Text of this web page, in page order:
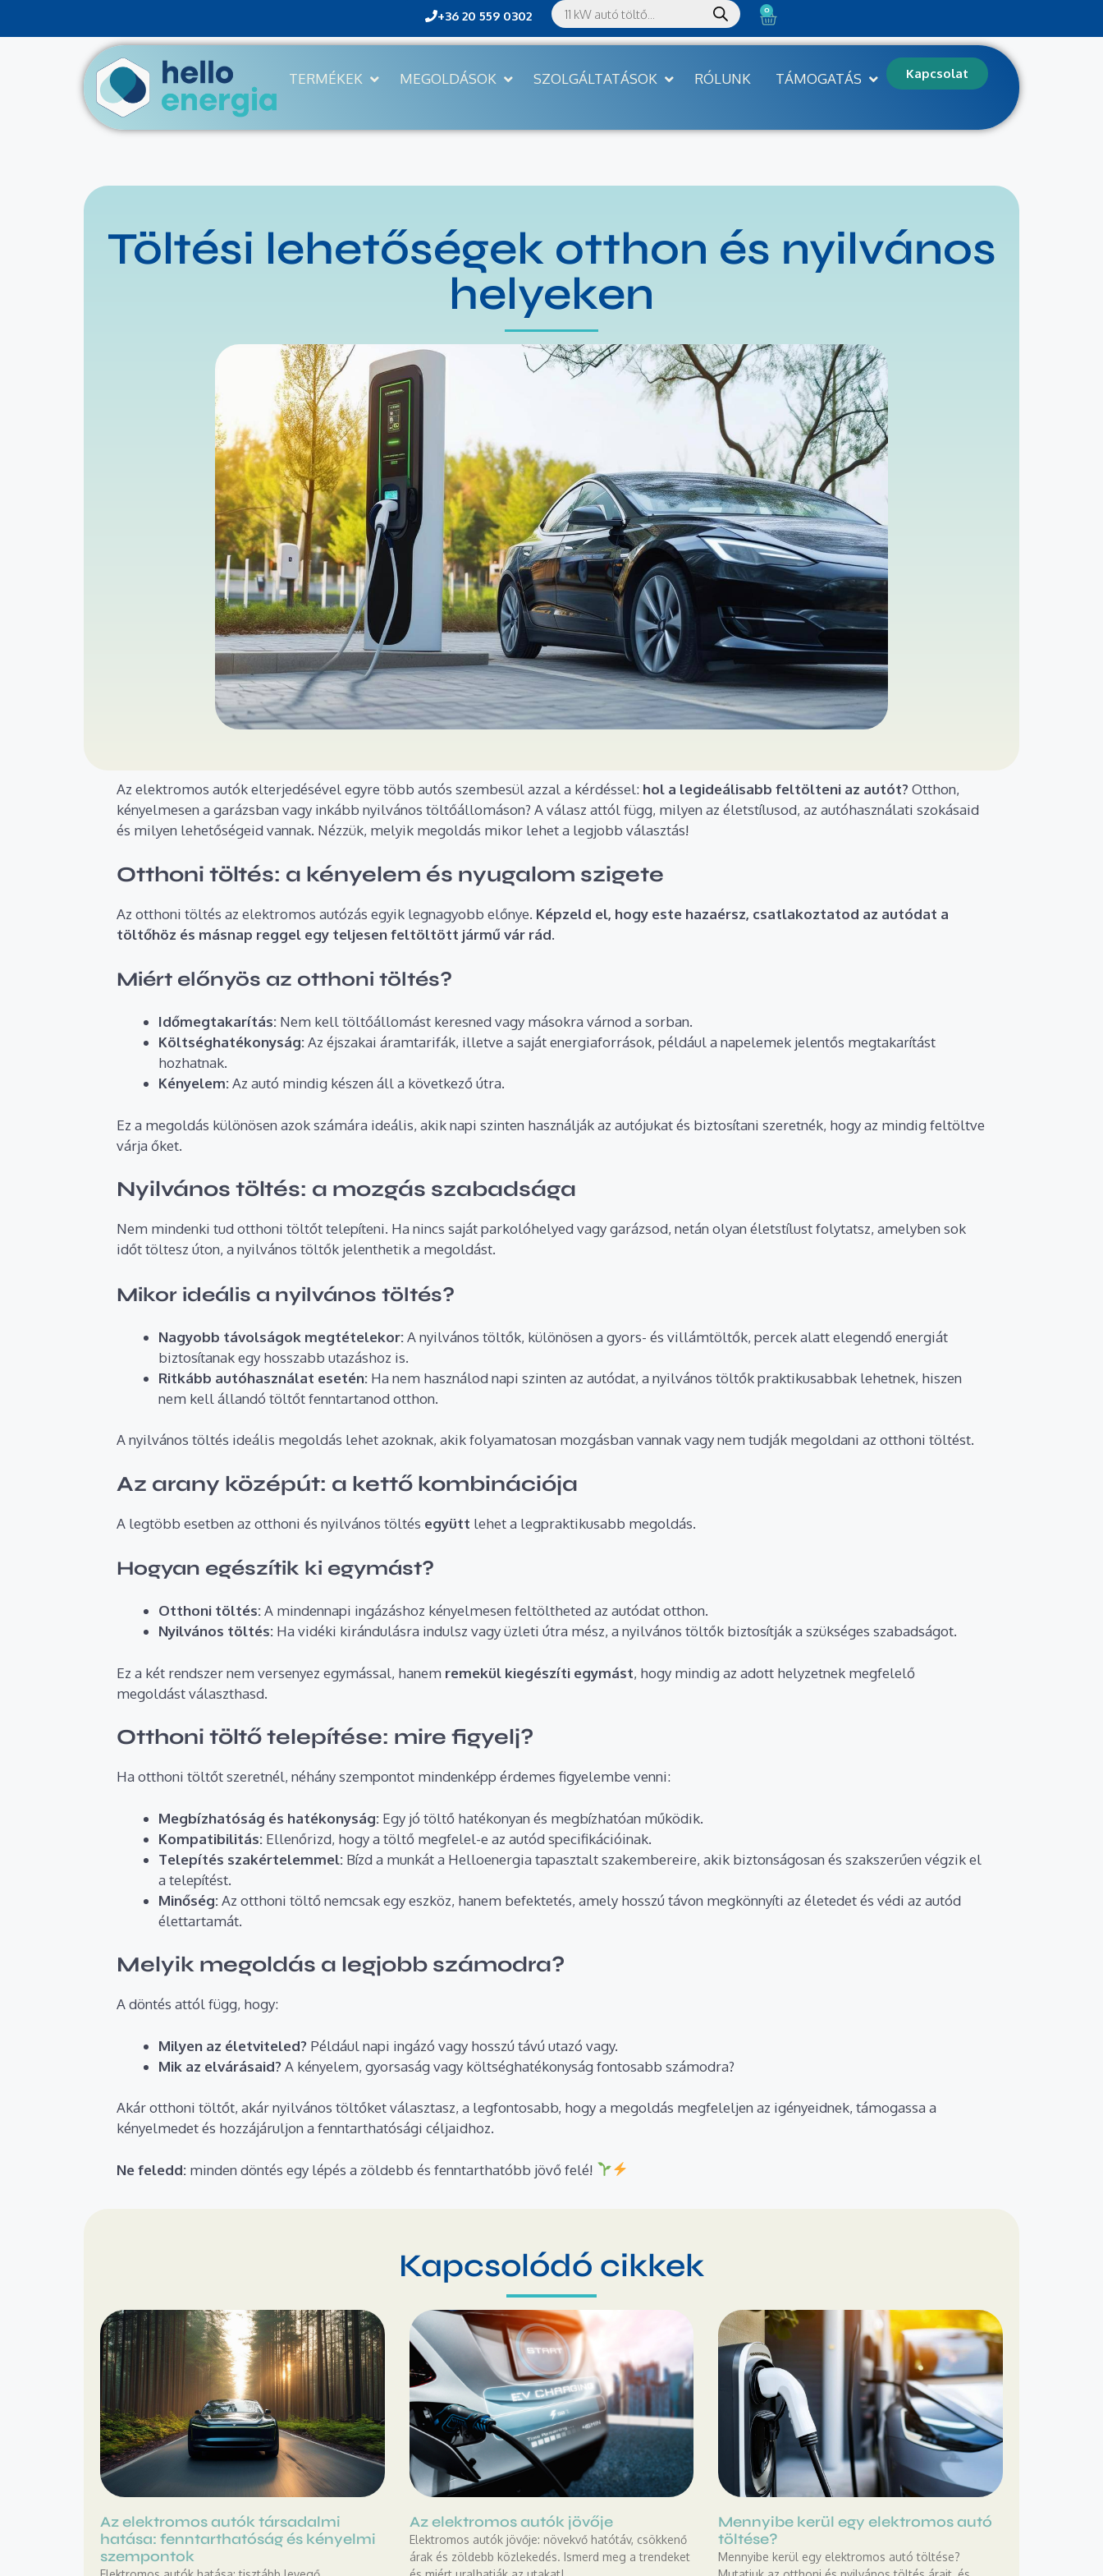
+36 20 559 0302 0
TERMÉKEK MEGOLDÁSOK SZOLGÁLTATÁSOK RÓLUNK TÁMOGATÁS Kapcsolat
Töltési lehetőségek otthon és nyilvános
helyeken
Az elektromos autók elterjedésével egyre több autós szembesül azzal a kérdéssel: hol a legideálisabb feltölteni az autót? Otthon,
kényelmesen a garázsban vagy inkább nyilvános töltőállomáson? A válasz attól függ, milyen az életstílusod, az autóhasználati szokásaid
és milyen lehetőségeid vannak. Nézzük, melyik megoldás mikor lehet a legjobb választás!
Otthoni töltés: a kényelem és nyugalom szigete
Az otthoni töltés az elektromos autózás egyik legnagyobb előnye. Képzeld el, hogy este hazaérsz, csatlakoztatod az autódat a
töltőhöz és másnap reggel egy teljesen feltöltött jármű vár rád.
Miért előnyös az otthoni töltés?
Időmegtakarítás: Nem kell töltőállomást keresned vagy másokra várnod a sorban.
Költséghatékonyság:Az éjszakai áramtarifák, illetve a saját energiaforrások, például a napelemek jelentős megtakarítást
hozhatnak.
Kényelem:Az autó mindig készen áll a következő útra.
Ez a megoldás különösen azok számára ideális, akik napi szinten használják az autójukat és biztosítani szeretnék, hogy az mindig feltöltve
várja őket.
Nyilvános töltés: a mozgás szabadsága
Nem mindenki tud otthoni töltőt telepíteni. Ha nincs saját parkolóhelyed vagy garázsod, netán olyan életstílust folytatsz, amelyben sok
időt töltesz úton, a nyilvános töltők jelenthetik a megoldást.
Mikor ideális a nyilvános töltés?
Nagyobb távolságok megtételekor:A nyilvános töltők, különösen a gyors- és villámtöltők, percek alatt elegendő energiát
biztosítanak egy hosszabb utazáshoz is.
Ritkább autóhasználat esetén: Ha nem használod napi szinten az autódat, a nyilvános töltők praktikusabbak lehetnek, hiszen
nem kell állandó töltőt fenntartanod otthon.
A nyilvános töltés ideális megoldás lehet azoknak, akik folyamatosan mozgásban vannak vagy nem tudják megoldani az otthoni töltést.
Az arany középút: a kettő kombinációja
A legtöbb esetben az otthoni és nyilvános töltés együtt lehet a legpraktikusabb megoldás.
Hogyan egészítik ki egymást?
Otthoni töltés:A mindennapi ingázáshoz kényelmesen feltöltheted az autódat otthon.
Nyilvános töltés: Ha vidéki kirándulásra indulsz vagy üzleti útra mész, a nyilvános töltők biztosítják a szükséges szabadságot.
Ez a két rendszer nem versenyez egymással, hanem remekül kiegészíti egymást, hogy mindig az adott helyzetnek megfelelő
megoldást választhasd.
Otthoni töltő telepítése: mire figyelj?
Ha otthoni töltőt szeretnél, néhány szempontot mindenképp érdemes figyelembe venni:
Megbízhatóság és hatékonyság: Egy jó töltő hatékonyan és megbízhatóan működik.
Kompatibilitás: Ellenőrizd, hogy a töltő megfelel-e az autód specifikációinak.
Telepítés szakértelemmel: Bízd a munkát a Helloenergia tapasztalt szakembereire, akik biztonságosan és szakszerűen végzik el
a telepítést.
Minőség:Az otthoni töltő nemcsak egy eszköz, hanem befektetés, amely hosszú távon megkönnyíti az életedet és védi az autód
élettartamát.
Melyik megoldás a legjobb számodra?
A döntés attól függ, hogy:
Milyen az életviteled? Például napi ingázó vagy hosszú távú utazó vagy.
Mik az elvárásaid? A kényelem, gyorsaság vagy költséghatékonyság fontosabb számodra?
Akár otthoni töltőt, akár nyilvános töltőket választasz, a legfontosabb, hogy a megoldás megfeleljen az igényeidnek, támogassa a
kényelmedet és hozzájáruljon a fenntarthatósági céljaidhoz.
Ne feledd: minden döntés egy lépés a zöldebb és fenntarthatóbb jövő felé!
Kapcsolódó cikkek
Az elektromos autók társadalmi
hatása: fenntarthatóság és kényelmi
szempontok
Az elektromos autók jövője
Elektromos autók jövője: növekvő hatótáv, csökkenő
árak és zöldebb közlekedés. Ismerd meg a trendeket
Mennyibe kerül egy elektromos autó
töltése?
Mennyibe kerül egy elektromos autó töltése?